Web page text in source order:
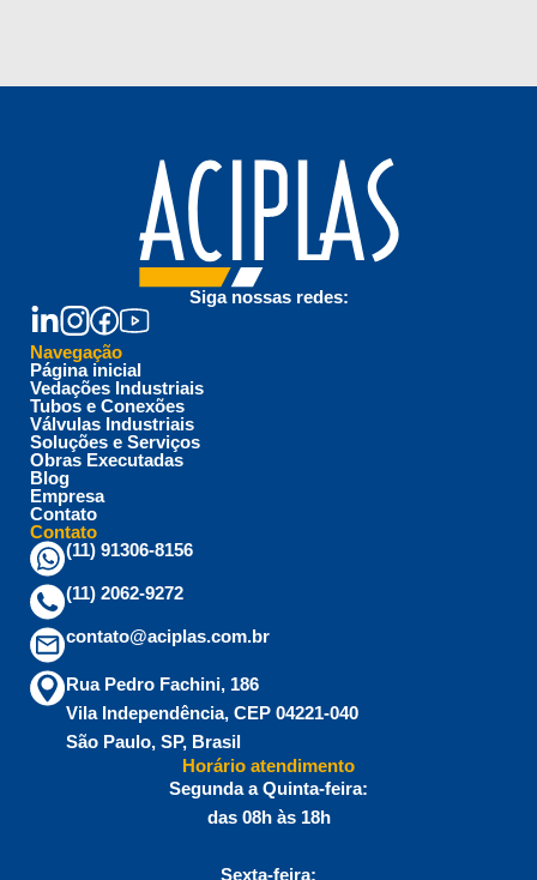
Siga nossas redes:
Navegação
Página inicial
Vedações Industriais
Tubos e Conexões
Válvulas Industriais
Soluções e Serviços
Obras Executadas
Blog
Empresa
Contato
Contato
(11) 91306-8156
(11) 2062-9272
contato@aciplas.com.br
Rua Pedro Fachini, 186
Vila Independência, CEP 04221-040
São Paulo, SP, Brasil
Horário atendimento
Segunda a Quinta-feira:
das 08h às 18h
Sexta-feira: